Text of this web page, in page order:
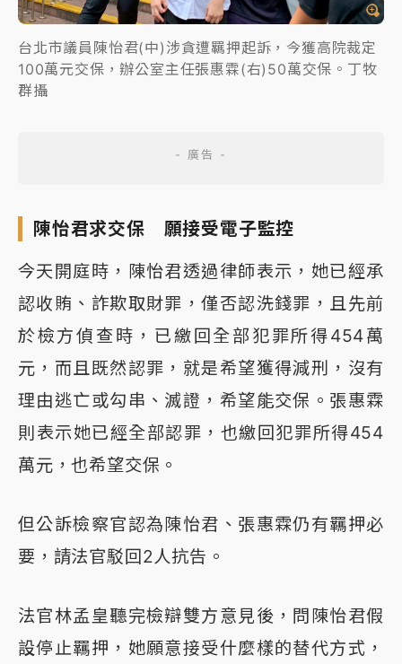
台北市議員陳怡君(中)涉貪遭羈押起訴，今獲高院裁定
100萬元交保，辦公室主任張惠霖(右)50萬交保。丁牧
群攝
陳怡君求交保 願接受電子監控
今天開庭時，陳怡君透過律師表示，她已經承
認收賄、詐欺取財罪，僅否認洗錢罪，且先前
於檢方偵查時，已繳回全部犯罪所得454萬
元，而且既然認罪，就是希望獲得減刑，沒有
理由逃亡或勾串、滅證，希望能交保。張惠霖
則表示她已經全部認罪，也繳回犯罪所得454
萬元，也希望交保。
但公訴檢察官認為陳怡君、張惠霖仍有羈押必
要，請法官駁回2人抗告。
法官林孟皇聽完檢辯雙方意見後，問陳怡君假
設停止羈押，她願意接受什麼樣的替代方式，